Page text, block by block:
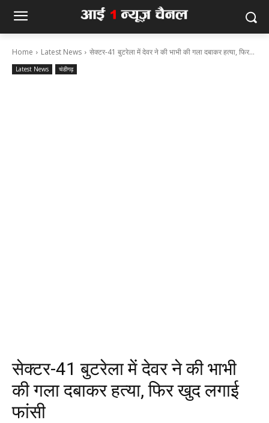
Home Latest News सेक्टर-41 बुटरेला में देवर ने की भाभी की गला दबाकर हत्या, फिर...
Latest News चंडीगढ़
सेक्टर-41 बुटरेला में देवर ने की भाभी
की गला दबाकर हत्या, फिर खुद लगाई
फांसी